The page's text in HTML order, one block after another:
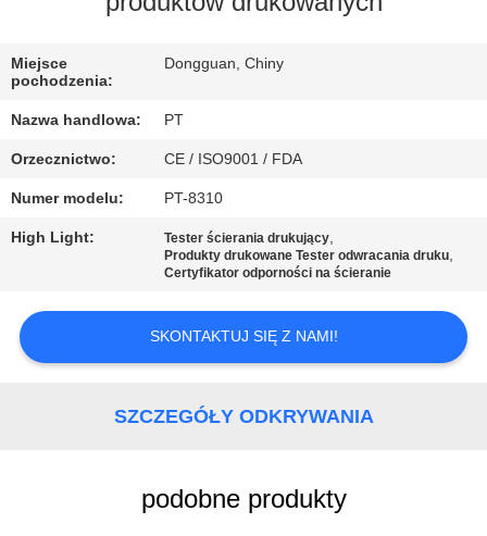
PO
FABRYCE
KONTROLA
JAKOŚCI
POPROSIĆ
O
WYCENĘ
SITEMAP
Miejsce
pochodzenia:
Dongguan, Chiny
Nazwa handlowa: PT
Orzecznictwo: CE / ISO9001 / FDA
Numer modelu: PT-8310
High Light: Tester ścierania drukujący,
Produkty drukowane Tester odwracania druku,
Certyfikator odporności na ścieranie
SKONTAKTUJ SIĘ Z NAMI!
SZCZEGÓŁY ODKRYWANIA
podobne produkty